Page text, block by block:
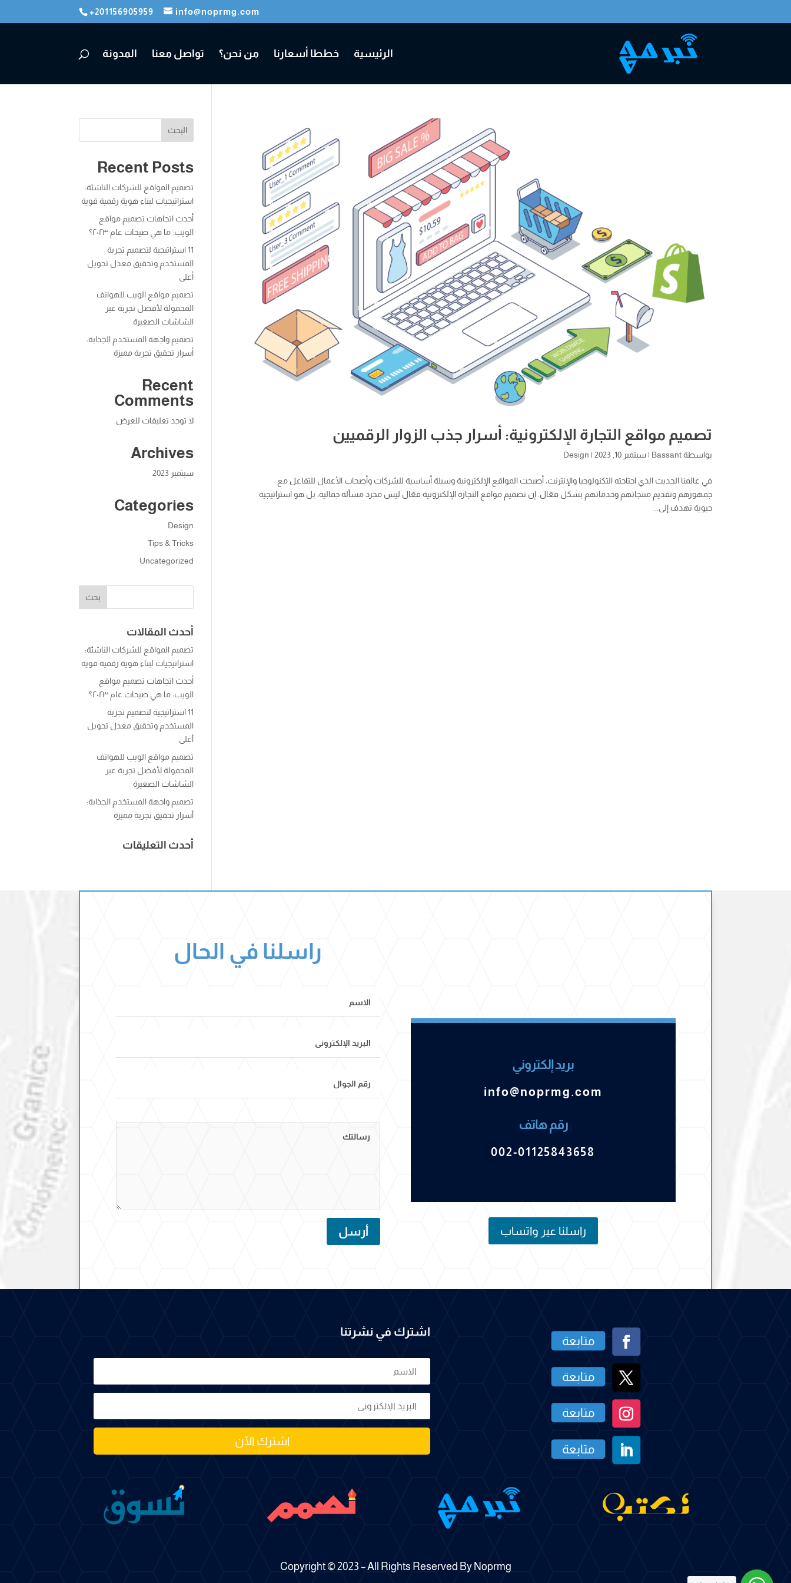
+201156905959 info@noprmg.com
الرئيسية خططا أسعارنا من نحن؟ تواصل معنا المدونة
تصميم مواقع التجارة الإلكترونية: أسرار جذب الزوار الرقميين
بواسطةBassant
|سبتمبر 10, 2023 |
Design
في عالمنا الحديث الذي اجتاحته التكنولوجيا والإنترنت، أصبحت المواقع الإلكترونية وسيلة أساسية للشركات وأصحاب الأعمال للتفاعل مع
جمهورهم وتقديم منتجاتهم وخدماتهم بشكل فعّال. إن تصميم مواقع التجارة الإلكترونية فعّال ليس مجرد مسألة جمالية، بل هو استراتيجية
حيوية تهدف إلى...
البحث
Recent Posts
تصميم المواقع للشركات الناشئة:
استراتيجيات لبناء هوية رقمية قوية
أحدث اتجاهات تصميم مواقع
الويب: ما هي صيحات عام ٢٠٢٣؟
11 استراتيجية لتصميم تجربة
المستخدم وتحقيق معدل تحويل
أعلى
تصميم مواقع الويب للهواتف
المحمولة لأفضل تجربة عبر
الشاشات الصغيرة
تصميم واجهة المستخدم الجذابة:
أسرار تحقيق تجربة مميزة
Recent
Comments
لا توجد تعليقات للعرض.
Archives
سبتمبر 2023
Categories
Design
Tips & Tricks
Uncategorized
أحدث المقالات
تصميم المواقع للشركات الناشئة:
استراتيجيات لبناء هوية رقمية قوية
أحدث اتجاهات تصميم مواقع
الويب: ما هي صيحات عام ٢٠٢٣؟
11 استراتيجية لتصميم تجربة
المستخدم وتحقيق معدل تحويل
أعلى
تصميم مواقع الويب للهواتف
المحمولة لأفضل تجربة عبر
الشاشات الصغيرة
تصميم واجهة المستخدم الجذابة:
أسرار تحقيق تجربة مميزة
أحدث التعليقات
راسلنا في الحال
أرسل
بريد إلكتروني
info@noprmg.com
رقم هاتف
002-01125843658
راسلنا عبر واتساب
اشترك في نشرتنا
اشترك الآن
متابعة
متابعة
متابعة
متابعة
Copyright © 2023 – All Rights Reserved By Noprmg